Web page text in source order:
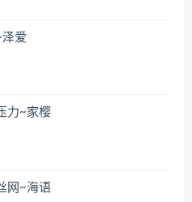
爱
力~家樱
网~海语